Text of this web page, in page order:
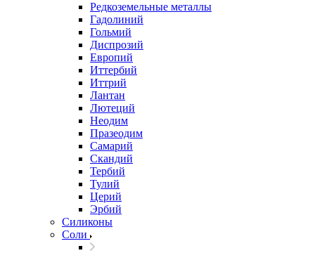
Редкоземельные металлы
Гадолиний
Гольмий
Диспрозий
Европий
Иттербий
Иттрий
Лантан
Лютеций
Неодим
Празеодим
Самарий
Скандий
Тербий
Тулий
Церий
Эрбий
Силиконы
Соли